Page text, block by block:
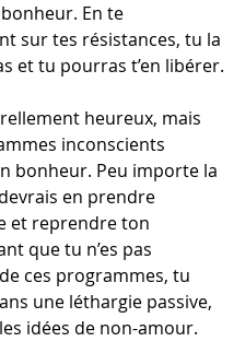
En te
sur tes résistances, tu la
et tu pourras t’en libérer.
heureux, mais
inconscients
bonheur. Peu importe la
en prendre
et reprendre ton
que tu n’es pas
ces programmes, tu
une léthargie passive,
idées de non-amour.